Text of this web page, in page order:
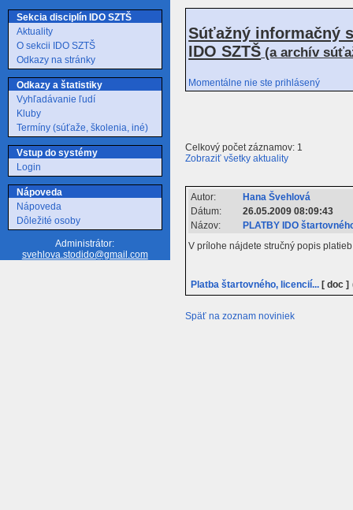
Sekcia disciplín IDO SZTŠ
Aktuality
O sekcii IDO SZTŠ
Odkazy na stránky
Odkazy a štatistiky
Vyhľadávanie ľudí
Kluby
Termíny (súťaže, školenia, iné)
Vstup do systémy
Login
Nápoveda
Nápoveda
Dôležité osoby
Administrátor:
svehlova.stodido@gmail.com
Súťažný informačný
IDO SZTŠ (a archív
Momentálne nie ste prihlásený
Celkový počet záznamov: 1
Zobraziť všetky aktuality
Autor:
Hana Švehlová
Dátum:
26.05.2009 08:09:43
Názov:
PLATBY IDO
V prílohe nájdete stručný popis
Platba štartovného, licencií... [ doc ]
Späť na zoznam noviniek